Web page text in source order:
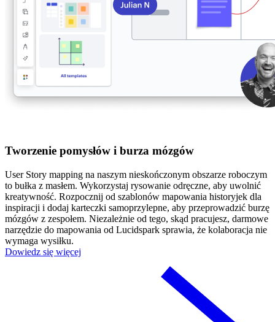
Tworzenie pomysłów i burza mózgów
User Story mapping na naszym nieskończonym obszarze roboczym
to bułka z masłem. Wykorzystaj rysowanie odręczne, aby uwolnić
kreatywność. Rozpocznij od szablonów mapowania historyjek dla
inspiracji i dodaj karteczki samoprzylepne, aby przeprowadzić burzę
mózgów z zespołem. Niezależnie od tego, skąd pracujesz, darmowe
narzędzie do mapowania od Lucidspark sprawia, że kolaboracja nie
wymaga wysiłku.
Dowiedz się więcej